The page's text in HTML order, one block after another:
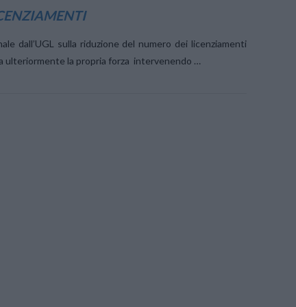
dall’UGL sulla riduzione del numero dei licenziamenti
ulteriormente la propria forza intervenendo …